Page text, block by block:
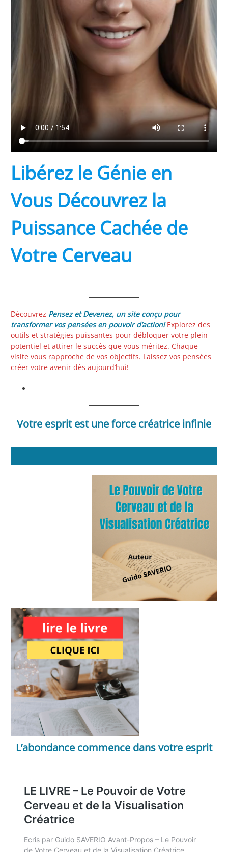
Libérez le Génie en
Vous Découvrez la
Puissance Cachée de
Votre Cerveau
Découvrez Pensez et Devenez, un site conçu pour
transformer vos pensées en pouvoir d’action!Explorez des
outils et stratégies puissantes pour débloquer votre plein
potentiel et attirer le succès que vous méritez. Chaque
visite vous rapproche de vos objectifs. Laissez vos pensées
créer votre avenir dès aujourd’hui!
Votre esprit est une force créatrice infinie
L’abondance commence dans votre esprit